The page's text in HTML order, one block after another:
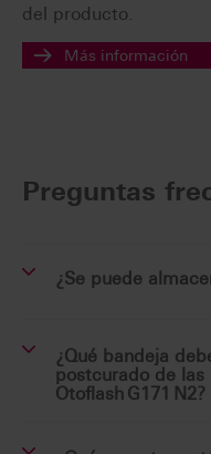
del producto.
Más información
Preguntas
¿Se puede
¿Qué bandeja
postcurado de las
Otoflash G171 N2?